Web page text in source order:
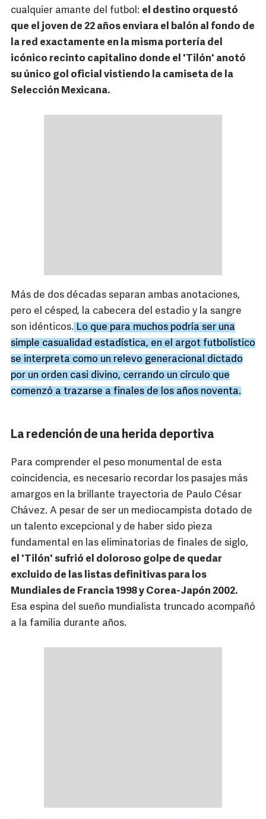
cualquier amante del futbol: el destino orquestó
que el joven de 22 años enviara el balón al fondo de
la red exactamente en la misma portería del
icónico recinto capitalino donde el 'Tilón' anotó
su único gol oficial vistiendo la camiseta de la
Selección Mexicana.
Más de dos décadas separan ambas anotaciones,
pero el césped, la cabecera del estadio y la sangre
son idénticos. Lo que para muchos podría ser una
simple casualidad estadística, en el argot futbolístico
se interpreta como un relevo generacional dictado
por un orden casi divino, cerrando un círculo que
comenzó a trazarse a finales de los años noventa.
La redención de una herida deportiva
Para comprender el peso monumental de esta
coincidencia, es necesario recordar los pasajes más
amargos en la brillante trayectoria de Paulo César
Chávez. A pesar de ser un mediocampista dotado de
un talento excepcional y de haber sido pieza
fundamental en las eliminatorias de finales de siglo,
el 'Tilón' sufrió el doloroso golpe de quedar
excluido de las listas definitivas para los
Mundiales de Francia 1998 y Corea-Japón 2002.
Esa espina del sueño mundialista truncado acompañó
a la familia durante años.